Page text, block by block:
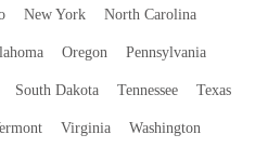
New York North Carolina
Oregon Pennsylvania
South Dakota Tennessee Texas
Virginia Washington